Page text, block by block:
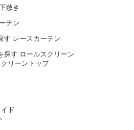
敷き
テン
レースカーテン
ロールスクリーン
リーントップ
ド